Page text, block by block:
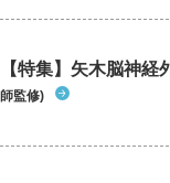
【特集】矢木脳神
師監修)